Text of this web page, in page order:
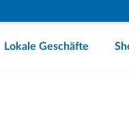
Lokale Geschäfte